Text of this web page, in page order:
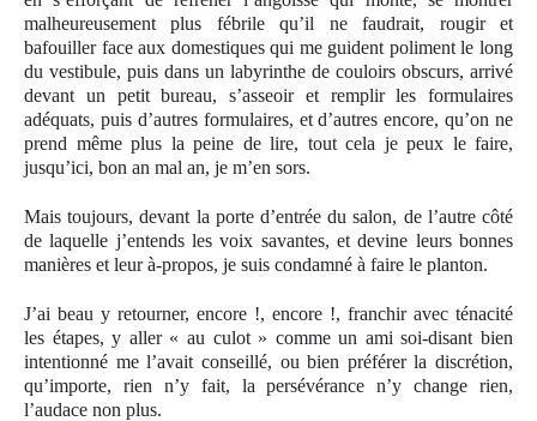
malheureusement plus fébrile qu’il ne faudrait, rougir et
bafouiller face aux domestiques qui me guident poliment le long
du vestibule, puis dans un labyrinthe de couloirs obscurs, arrivé
devant un petit bureau, s’asseoir et remplir les formulaires
adéquats, puis d’autres formulaires, et d’autres encore, qu’on ne
prend même plus la peine de lire, tout cela je peux le faire,
jusqu’ici, bon an mal an, je m’en sors.
Mais toujours, devant la porte d’entrée du salon, de l’autre côté
de laquelle j’entends les voix savantes, et devine leurs bonnes
manières et leur à-propos, je suis condamné à faire le planton.
J’ai beau y retourner, encore !, encore !, franchir avec ténacité
les étapes, y aller « au culot » comme un ami soi-disant bien
intentionné me l’avait conseillé, ou bien préférer la discrétion,
qu’importe, rien n’y fait, la persévérance n’y change rien,
l’audace non plus.